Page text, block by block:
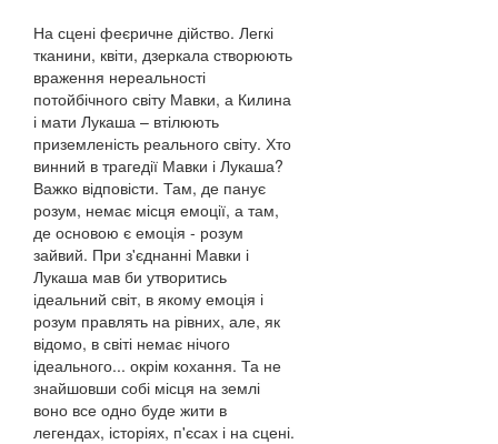
На сцені феєричне дійство. Легкі
тканини, квіти, дзеркала створюють
враження нереальності
потойбічного світу Мавки, а Килина
і мати Лукаша – втілюють
приземленість реального світу. Хто
винний в трагедії Мавки і Лукаша?
Важко відповісти. Там, де панує
розум, немає місця емоції, а там,
де основою є емоція - розум
зайвий. При з'єднанні Мавки і
Лукаша мав би утворитись
ідеальний світ, в якому емоція і
розум правлять на рівних, але, як
відомо, в світі немає нічого
ідеального... окрім кохання. Та не
знайшовши собі місця на землі
воно все одно буде жити в
легендах, історіях, п'єсах і на сцені.